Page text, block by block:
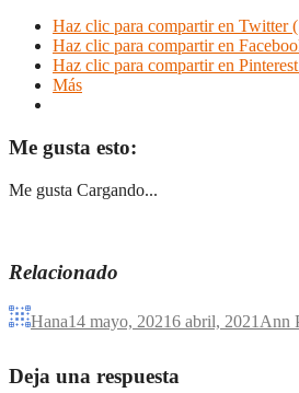
Haz clic para compartir en Twitter
Haz clic para compartir en
Haz clic para compartir en
Más
Me gusta esto:
Me gusta Cargando...
Relacionado
Hana14 mayo, 20216 abril, 2021 Ann
Deja una respuesta